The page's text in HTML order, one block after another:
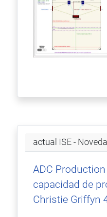
actual ISE -
ADC
capacidad de
Christie Griffyn